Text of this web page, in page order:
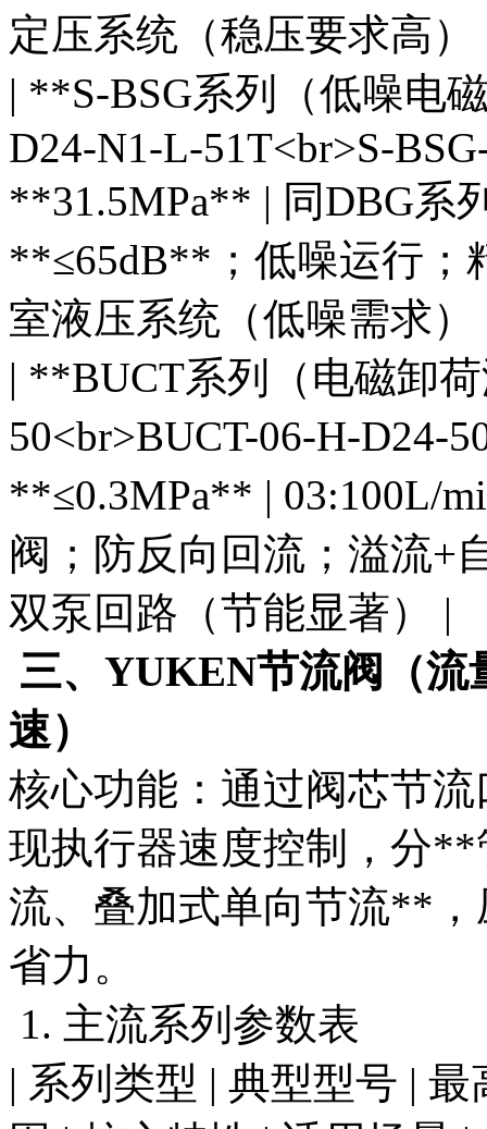
定压系统（稳压要求高）
| **S-BSG系列（低噪电
D24-N1-L-51T<br>S-
**31.5MPa** | 同DBG系
**≤65dB**；低噪运行；
室液压系统（低噪需求）
| **BUCT系列（电磁卸
50<br>BUCT-06-H-D24-
**≤0.3MPa** | 03:100L/
阀；防反向回流；溢流+
双泵回路（节能显著） |
三、YUKEN节流阀（流
速）
核心功能：通过阀芯节
现执行器速度控制，分
流、叠加式单向节流**
省力。
1. 主流系列参数表
| 系列类型 | 典型型号 |